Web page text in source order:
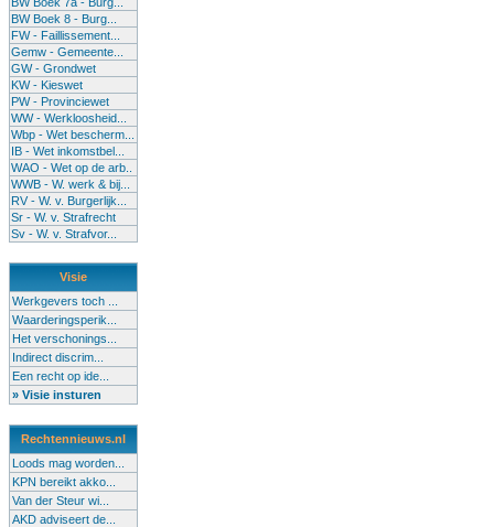
BW Boek 8 - Burg...
FW - Faillissement...
Gemw - Gemeente...
GW - Grondwet
KW - Kieswet
PW - Provinciewet
WW - Werkloosheid...
Wbp - Wet bescherm...
IB - Wet inkomstbel...
WAO - Wet op de arb..
WWB - W. werk & bij...
RV - W. v. Burgerlijk...
Sr - W. v. Strafrecht
Sv - W. v. Strafvor...
Visie
Werkgevers toch ...
Waarderingsperik...
Het verschonings...
Indirect discrim...
Een recht op ide...
» Visie insturen
Rechtennieuws.nl
Loods mag worden...
KPN bereikt akko...
Van der Steur wi...
AKD adviseert de...